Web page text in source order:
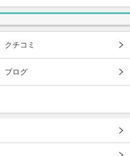
クチコミ
ブログ